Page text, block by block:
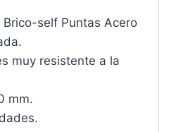
Brico-self Puntas Acero
muy resistente a la
mm.